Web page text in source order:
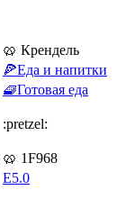
🥨 Крендель
🍕Еда и напитки
🧇Готовая еда
:pretzel:
🥨 1F968
E5.0